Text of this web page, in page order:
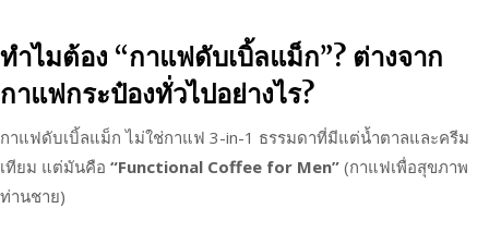
ทำไมต้อง “กาแฟดับเบิ้ลแม็ก”? ต่างจาก
กาแฟกระป๋องทั่วไปอย่างไร?
กาแฟดับเบิ้ลแม็ก ไม่ใช่กาแฟ 3-in-1 ธรรมดาที่มีแต่น้ำตาลและครีม
เทียม แต่มันคือ “Functional Coffee for Men” (กาแฟเพื่อสุขภาพ
ท่านชาย)